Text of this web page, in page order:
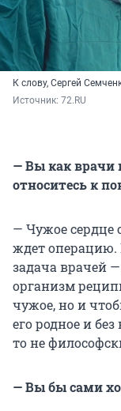
К слову, Сергей
Источник: 72.RU
— Вы как врачи
относитесь к
— Чужое сердце
ждет операцию.
задача врачей
организм
чужое, но и
его родное и
то не
— Вы бы сами